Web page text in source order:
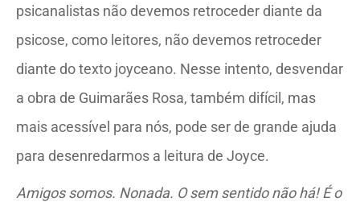
psicanalistas não devemos retroceder diante da
psicose, como leitores, não devemos retroceder
diante do texto joyceano. Nesse intento, desvendar
a obra de Guimarães Rosa, também difícil, mas
mais acessível para nós, pode ser de grande ajuda
para desenredarmos a leitura de Joyce.
Amigos somos. Nonada. O sem sentido não há! É o